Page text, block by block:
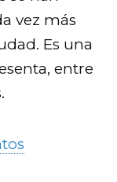
vez más
Es una
entre